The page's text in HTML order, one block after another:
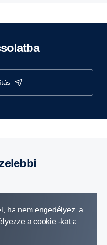
ha nem engedélyezi a
a cookie -kat a